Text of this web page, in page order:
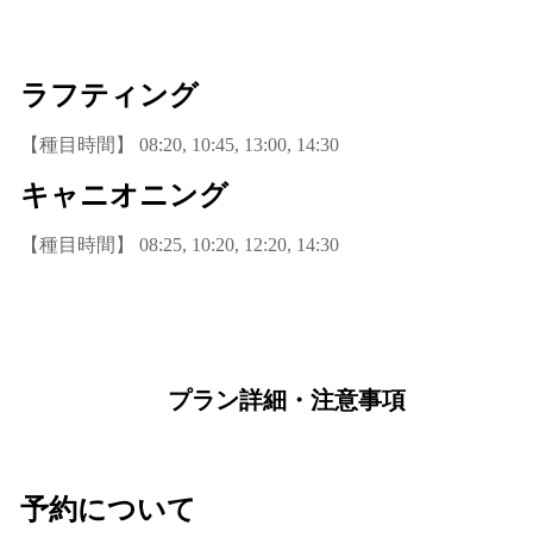
ラフティング
【種目時間】 08:20, 10:45, 13:00, 14:30
キャニオニング
【種目時間】 08:25, 10:20, 12:20, 14:30
プラン詳細・注意事項
予約について